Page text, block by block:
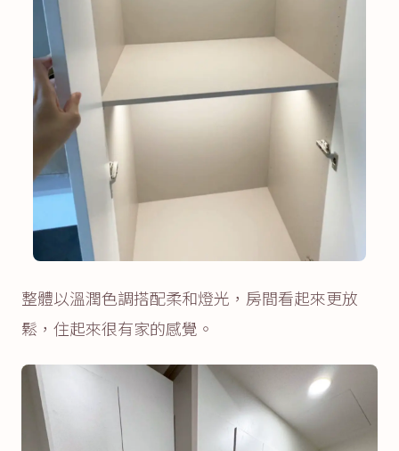
整體以溫潤色調搭配柔和燈光，房間看起來更放
鬆，住起來很有家的感覺。